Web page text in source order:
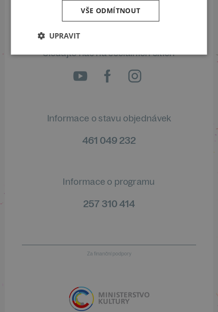
ODEBÍRAT NEWSLETTER
Sledujte nás na sociálních sítích
Informace o stavu objednávek
461 049 232
Informace o programu
257 310 414
Za finanční podpory
VŠE ODMÍTNOUT
UPRAVIT